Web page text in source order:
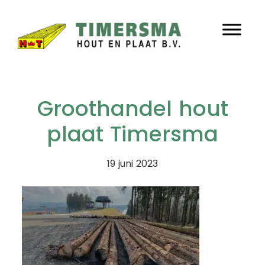
naar
de
Timersma
Groothandel hout
plaat Timersma
19 juni 2023